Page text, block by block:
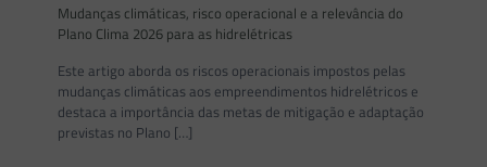
Mudanças climáticas, risco operacional e a relevância do
Plano Clima 2026 para as hidrelétricas
Este artigo aborda os riscos operacionais impostos pelas
mudanças climáticas aos empreendimentos hidrelétricos e
destaca a importância das metas de mitigação e adaptação
previstas no Plano […]